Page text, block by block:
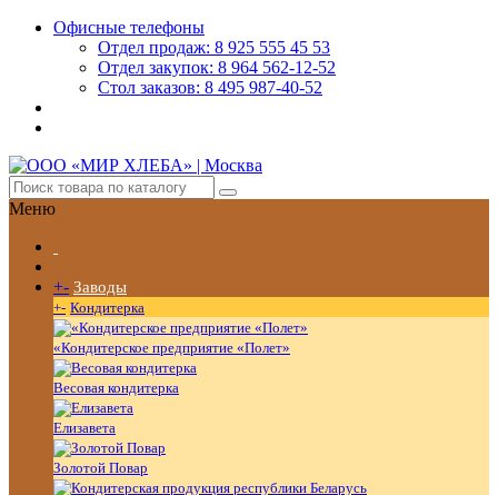
Офисные телефоны
Отдел продаж: 8 925 555 45 53
Отдел закупок: 8 964 562-12-52
Стол заказов: 8 495 987-40-52
Меню
+- Заводы
+- Кондитерка
«Кондитерское предприятие «Полет»
Весовая кондитерка
Елизавета
Золотой Повар